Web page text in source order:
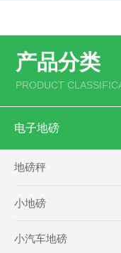
产品分类
PRODUCT
电子地磅
地磅秤
小地磅
小汽车地磅